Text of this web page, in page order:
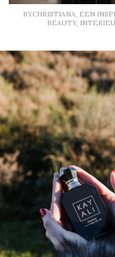
BYCHRISTIANA, EEN
BEAUTY,